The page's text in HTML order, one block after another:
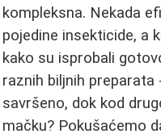
kompleksna. Nekada
pojedine insekticide, a
kako su isprobali
raznih biljnih
savršeno, dok kod
mačku? Pokušaćemo